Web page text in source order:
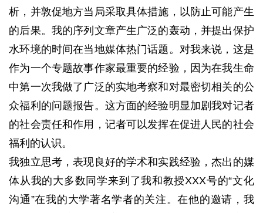
析，并敦促地方当局采取具体措施，以防止可能产生
的后果。 我的序列文章产生广泛的轰动，并提出保护
水环境的时间在当地媒体热门话题。 对我来说，这是
作为一个专题故事作家最重要的经验，因为在我生命
中第一次我做了广泛的实地考察和对最密切相关的公
众福利的问题报告。 这方面的经验明显加剧我对记者
的社会责任和作用，记者可以发挥在促进人民的社会
福利的认识。
我独立思考，表现良好的学术和实践经验，杰出的媒
体从我的大多数同学来​​到了我和教授XXX号的“文化
沟通”在我的大学著名学者的关注。在他的邀请，我